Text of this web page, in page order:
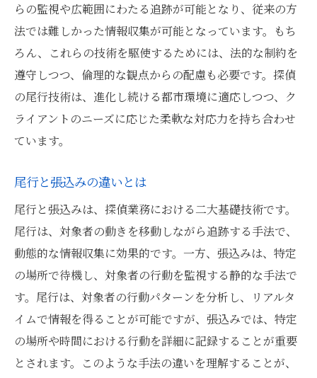
らの監視や広範囲にわたる追跡が可能となり、従来の方
法では難しかった情報収集が可能となっています。もち
ろん、これらの技術を駆使するためには、法的な制約を
遵守しつつ、倫理的な観点からの配慮も必要です。探偵
の尾行技術は、進化し続ける都市環境に適応しつつ、ク
ライアントのニーズに応じた柔軟な対応力を持ち合わせ
ています。
尾行と張込みの違いとは
尾行と張込みは、探偵業務における二大基礎技術です。
尾行は、対象者の動きを移動しながら追跡する手法で、
動態的な情報収集に効果的です。一方、張込みは、特定
の場所で待機し、対象者の行動を監視する静的な手法で
す。尾行は、対象者の行動パターンを分析し、リアルタ
イムで情報を得ることが可能ですが、張込みでは、特定
の場所や時間における行動を詳細に記録することが重要
とされます。このような手法の違いを理解することが、